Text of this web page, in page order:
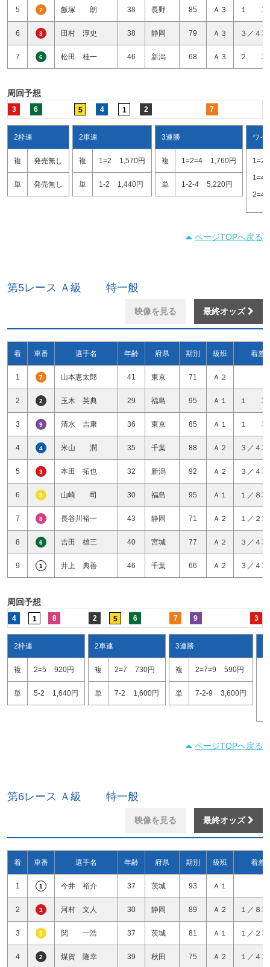
5 7 飯塚 朗 38 長野 85 Ａ３ １ 車
6 3 田村 淳史 38 静岡 79 Ａ３ ３／４
7 6 松田 桂一 46 新潟 68 Ａ３ ２ 車
周回予想
3 6 5 4 1 2 7
2枠連
複 発売無し
単 発売無し
2車連
複 1=2 1,570円
単 1-2 1,440円
3連勝
複 1=2=4 1,760円
単 1-2-4 5,220円
ワイ
1=2
1=4
2=4
ページTOPへ戻る
第5レース Ａ級 特一般
映像を見る 最終オッズ
着 車番 選手名 年齢 府県 期別 級班 着差
1 7 山本恵太郎 41 東京 71 Ａ２
2 2 玉木 英典 29 福島 95 Ａ１ １ 車
3 9 清水 吉康 36 東京 85 Ａ１ １ 車
4 4 米山 潤 35 千葉 88 Ａ２ ３／４
5 3 本田 拓也 32 新潟 92 Ａ２ ３／４
6 5 山崎 司 30 福島 95 Ａ１ １／８
7 8 長谷川裕一 43 静岡 71 Ａ２ １／２
8 6 吉田 雄三 40 宮城 77 Ａ２ ３／４
9 1 井上 典善 46 千葉 66 Ａ２ ３／４
周回予想
4 1 8 2 5 6 7 9 3
2枠連
複 2=5 920円
単 5-2 1,640円
2車連
複 2=7 730円
単 7-2 1,600円
3連勝
複 2=7=9 590円
単 7-2-9 3,600円
ページTOPへ戻る
第6レース Ａ級 特一般
映像を見る 最終オッズ
着 車番 選手名 年齢 府県 期別 級班 着差
1 1 今井 裕介 37 茨城 93 Ａ１
2 3 河村 文人 30 静岡 89 Ａ２ １／８
3 5 関 一浩 37 茨城 81 Ａ１ １／２
4 2 煤賀 隆幸 39 秋田 75 Ａ２ １／４